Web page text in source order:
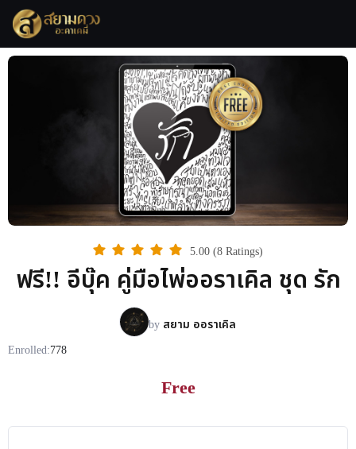
5.00 (8 Ratings)
ฟรี!! อีบุ๊ค คู่มือไพ่ออราเคิล ชุด รัก
by สยาม ออราเคิล
Enrolled:778
Free